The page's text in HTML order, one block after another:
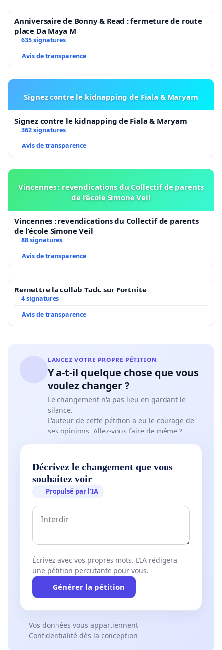
Anniversaire de Bonny & Read : fermeture de route
place Da Maya M
635 signatures
Avis de transparence
Signez contre le kidnapping de Fiala & Maryam
Signez contre le kidnapping de Fiala & Maryam
362 signatures
Avis de transparence
Vincennes : revendications du Collectif de parents
de l’école Simone Veil
Vincennes : revendications du Collectif de parents
de l’école Simone Veil
88 signatures
Avis de transparence
Remettre la collab Tadc sur Fortnite
4 signatures
Avis de transparence
LANCEZ VOTRE PROPRE PÉTITION
Y a-t-il quelque chose que vous
voulez changer ?
Le changement n'a pas lieu en gardant le
silence.
L'auteur de cette pétition a eu le courage de
ses opinions. Allez-vous faire de même ?
Décrivez le changement que vous
souhaitez voir
Propulsé par l’IA
Écrivez avec vos propres mots. L’IA rédigera
une pétition percutante pour vous.
Générer la pétition
Vos données vous appartiennent
Confidentialité dès la conception